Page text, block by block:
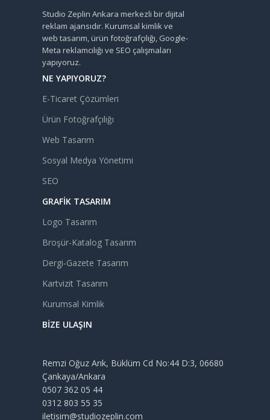
Studio Zeplin Ankara merkezli bir dijital
reklam ajansıdır. Kurumsal kimlik ve
web tasarım, ürün fotoğrafçılığı, Google-
Meta reklamcılığı ve SEO çalışmaları
yapıyoruz.
NE YAPIYORUZ?
E-Ticaret Çözümleri
Ürün Fotoğrafçılığı
Web Tasarım
Sosyal Medya Yönetimi
SEO
GRAFIK TASARIM
Logo Tasarım
Broşür-Katalog Tasarım
Dergi-Gazete Tasarım
Kartvizit Tasarım
Kurumsal Kimlik
BIZE ULAŞIN
Remzi Oğuz Arık, Büklüm Cd No:44 D:3, 06680
Çankaya/Ankara
0507 362 05 44
0312 803 55 35
iletisim@studiozeplin.com